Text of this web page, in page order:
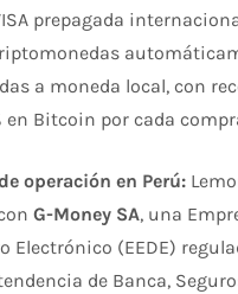
prepagada
a moneda local, con
en Bitcoin por cada
operación en Perú:
G-Money SA, una
Electrónico (EEDE)
de Banca,